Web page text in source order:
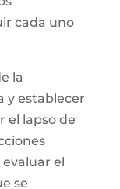
cada uno
la
y establecer
el lapso de
el
se